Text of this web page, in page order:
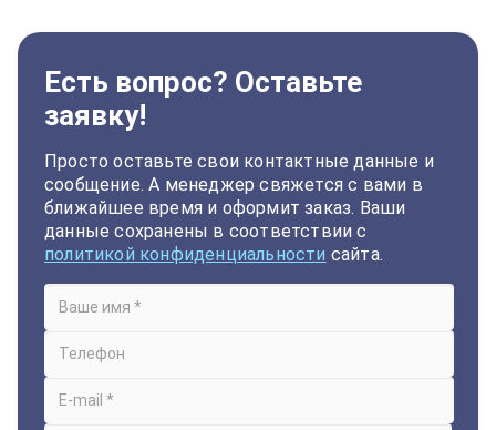
Есть вопрос? Оставьте
заявку!
Просто оставьте свои контактные данные и
сообщение. А менеджер свяжется с вами в
ближайшее время и оформит заказ. Ваши
данные сохранены в соответствии с
политикой конфиденциальности сайта.